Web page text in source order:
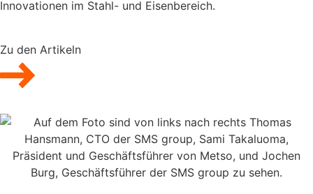
Innovationen im Stahl- und Eisenbereich.
Zu den Artikeln